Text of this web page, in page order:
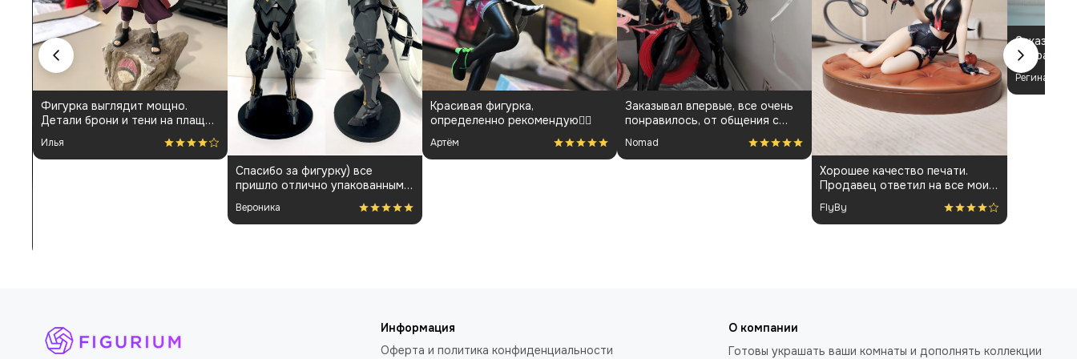
Фигурка выглядит мощно.
Детали брони и тени на плаще
проработаны аккуратно.
Пришла быстро и без
повреждений. Немного
Илья
Спасибо за фигурку) все
пришло отлично упакованным.
Отдельная благодарность за
покраску модели.
Вероника
Красивая фигурка,
определенно рекомендую👍🏻
Артём
Заказывал впервые, все очень
понравилось, от общения с
менеджарами до фигурки и
покраса
Nomad
Хорошее качество печати.
Продавец ответил на все мои
вопросы и держал меня в
курсе всего процесса.
FlyBy
Заказала
выбрала
Бёрнис.
своих
Регина
Информация
Оферта и политика конфиденциальности
О компании
Готовы украшать ваши комнаты и дополнять коллекции